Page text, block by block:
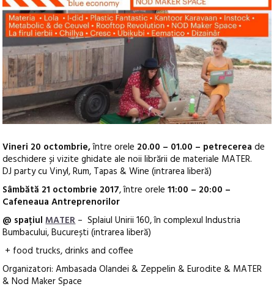
Vineri 20 octombrie,între orele 20.00 – 01.00 – petrecerea de
deschidere și vizite ghidate ale noii librării de materiale MATER.
DJ party cu Vinyl, Rum, Tapas & Wine (intrarea liberă)
Sâmbătă 21 octombrie 2017, între orele 11:00 – 20:00 –
Cafeneaua Antreprenorilor
@ spațiulMATER– Splaiul Unirii 160, în complexul Industria
Bumbacului, București (intrarea liberă)
+ food trucks, drinks and coffee
Organizatori: Ambasada Olandei & Zeppelin & Eurodite & MATER
& Nod Maker Space